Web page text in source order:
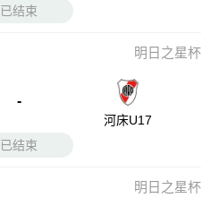
已结束
明日之星杯
-
河床U17
已结束
明日之星杯